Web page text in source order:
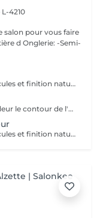
4210
salon pour vous faire
-Semi-
Mise en forme des ongles, soin des cuticules et finition naturelle pour des mains propres et soignée.
Technique précise travaillant en profondeur le contour de l'ongle et les cuticules, pour une finition nette, durable et parfaitement soignée. Idéal avant la pose de vernis ou gel/acrylique.
Mise en forme des ongles, soin des cuticules et finition naturelle (manicure simples) pour des mains propres et soignée avec une couleur.